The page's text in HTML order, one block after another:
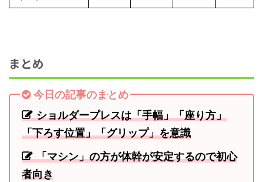
まとめ
今日の記事のまとめ
ショルダープレスは「手幅」「座り方」
「下ろす位置」「グリップ」を意識
「マシン」の方が体幹が安定するので初心
者向き